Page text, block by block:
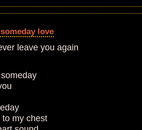
love
leave you again
my chest